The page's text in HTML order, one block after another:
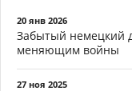
20 янв 2026
Забытый немецкий
меняющим войны
27 ноя 2025